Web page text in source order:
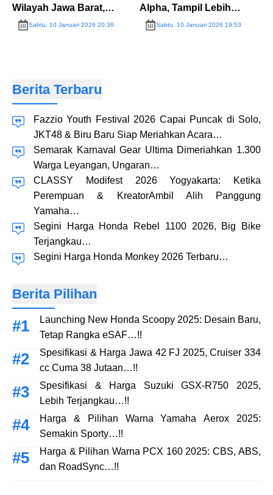
Wilayah Jawa Barat,
Terjangkau…!!
Sabtu, 10 Januari 2026 20:38
Alpha, Tampil Lebih
Gahar…!!
Sabtu, 10 Januari 2026 19:53
Berita Terbaru
Fazzio Youth Festival 2026 Capai Puncak di Solo,
JKT48 & Biru Baru Siap Meriahkan Acara…
Semarak Karnaval Gear Ultima Dimeriahkan 1.300
Warga Leyangan, Ungaran…
CLASSY Modifest 2026 Yogyakarta: Ketika
Perempuan & KreatorAmbil Alih Panggung
Yamaha…
Segini Harga Honda Rebel 1100 2026, Big Bike
Terjangkau…
Segini Harga Honda Monkey 2026 Terbaru…
Berita Pilihan
Launching New Honda Scoopy 2025: Desain Baru,
Tetap Rangka eSAF…!!
Spesifikasi & Harga Jawa 42 FJ 2025, Cruiser 334
cc Cuma 38 Jutaan…!!
Spesifikasi & Harga Suzuki GSX-R750 2025,
Lebih Terjangkau…!!
Harga & Pilihan Warna Yamaha Aerox 2025:
Semakin Sporty…!!
Harga & Pilihan Warna PCX 160 2025: CBS, ABS,
dan RoadSync…!!